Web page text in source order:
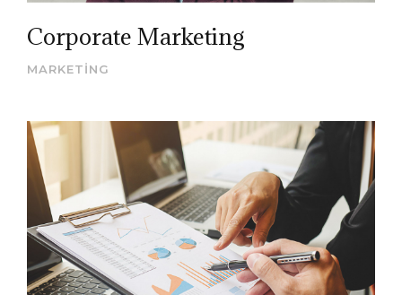
Corporate Marketing
MARKETING